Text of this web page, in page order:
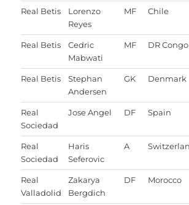
Real Betis
Lorenzo
Reyes
MF Chile
Real Betis
Cedric
Mabwati
MF DR Congo
Real Betis
Stephan
Andersen
GK Denmark
Real
Sociedad
Jose Angel DF Spain
Real
Sociedad
Haris
Seferovic
A
Real
Valladolid
Zakarya
Bergdich
DF Morocco